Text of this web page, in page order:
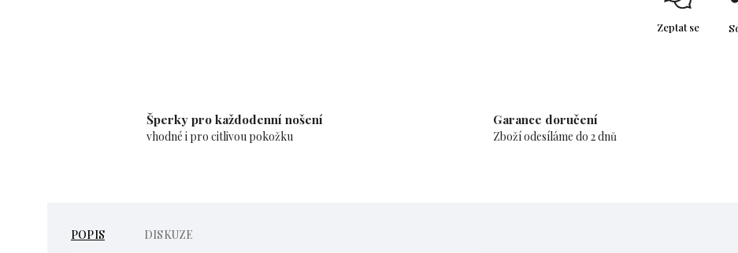
Zeptat se
Šperky pro každodenní nošení
vhodné i pro citlivou pokožku
Garance doručení
Zboží odesíláme do 2 dnů
POPIS DISKUZE